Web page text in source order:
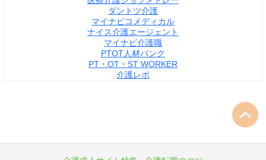
ダントツ介護
マイナビコメディカル
ナイス介護エージェント
マイナビ介護職
PTOT人材バンク
PT・OT・ST WORKER
介護レポ